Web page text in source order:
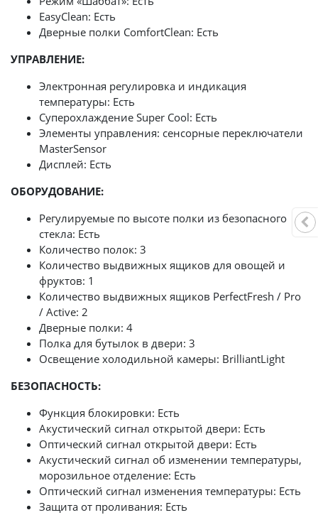
EasyClean: Есть
Дверные полки ComfortClean: Есть
УПРАВЛЕНИЕ:
Электронная регулировка и индикация
температуры: Есть
Суперохлаждение Super Сool: Есть
Элементы управления: сенсорные переключатели
MasterSensor
Дисплей: Есть
ОБОРУДОВАНИЕ:
Регулируемые по высоте полки из безопасного
стекла: Есть
Количество полок: 3
Количество выдвижных ящиков для овощей и
фруктов: 1
Количество выдвижных ящиков PerfectFresh / Pro
/ Active: 2
Дверные полки: 4
Полка для бутылок в двери: 3
Освещение холодильной камеры: BrilliantLight
БЕЗОПАСНОСТЬ:
Функция блокировки: Есть
Акустический сигнал открытой двери: Есть
Оптический сигнал открытой двери: Есть
Акустический сигнал об изменении температуры,
морозильное отделение: Есть
Оптический сигнал изменения температуры: Есть
Защита от проливания: Есть